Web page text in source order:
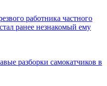
работника частного
ранее незнакомый ему
разборки самокатчиков в